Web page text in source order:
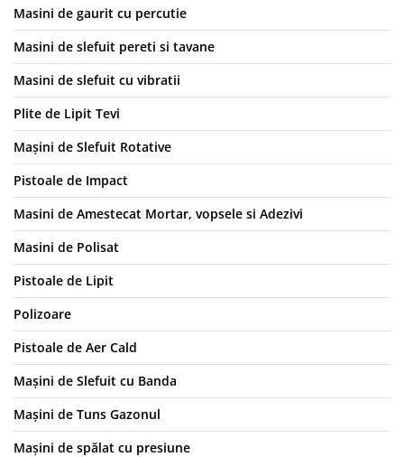
Masini de gaurit cu percutie
Masini de slefuit pereti si tavane
Masini de slefuit cu vibratii
Plite de Lipit Tevi
Mașini de Slefuit Rotative
Pistoale de Impact
Masini de Amestecat Mortar, vopsele si Adezivi
Masini de Polisat
Pistoale de Lipit
Polizoare
Pistoale de Aer Cald
Mașini de Slefuit cu Banda
Mașini de Tuns Gazonul
Mașini de spălat cu presiune